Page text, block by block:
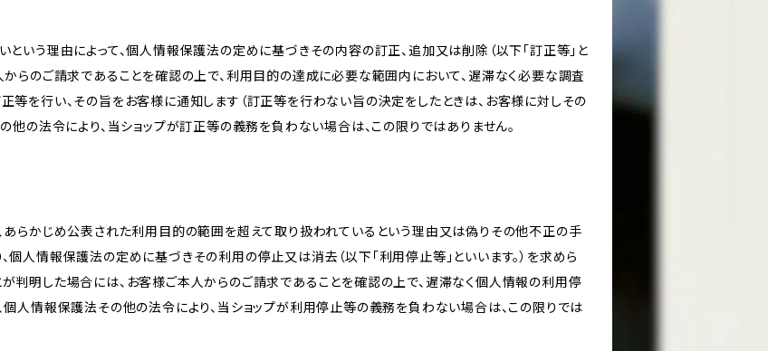
という理由によって、個人情報保護法の定めに基づきその内容の訂正、追加又は削除（以下「訂正等」と
からのご請求であることを確認の上で、利用目的の達成に必要な範囲内において、遅滞なく必要な調査
等を行い、その旨をお客様に通知します（訂正等を行わない旨の決定をしたときは、お客様に対しその
他の法令により、当ショップが訂正等の義務を負わない場合は、この限りではありません。
あらかじめ公表された利用目的の範囲を超えて取り扱われているという理由又は偽りその他不正の手
個人情報保護法の定めに基づきその利用の停止又は消去（以下「利用停止等」といいます。）を求めら
判明した場合には、お客様ご本人からのご請求であることを確認の上で、遅滞なく個人情報の利用停
個人情報保護法その他の法令により、当ショップが利用停止等の義務を負わない場合は、この限りでは